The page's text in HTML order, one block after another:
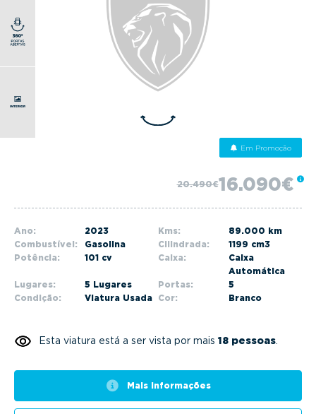
Em Promoção
20.490€16.090€
Ano: 2023 Kms:
89.000 km
Combustível:
Gasolina Cilindrada:
1199 cm3
Potência:
101 cv Caixa:
Caixa
Automática
Lugares:
5 Lugares Portas:
5
Condição:
Viatura Usada Cor: Branco
Esta viatura está a ser vista por mais 18 pessoas
Mais informações